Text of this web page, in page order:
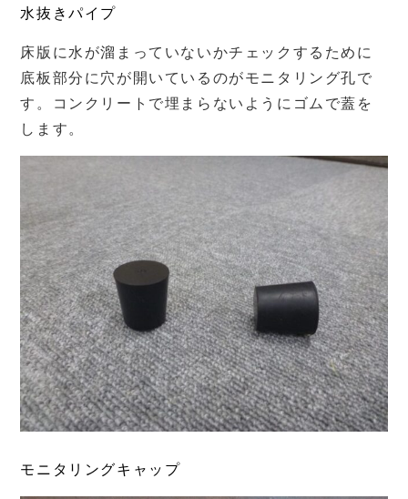
水抜きパイプ
床版に水が溜まっていないかチェックするために
底板部分に穴が開いているのがモニタリング孔で
す。コンクリートで埋まらないようにゴムで蓋を
します。
モニタリングキャップ